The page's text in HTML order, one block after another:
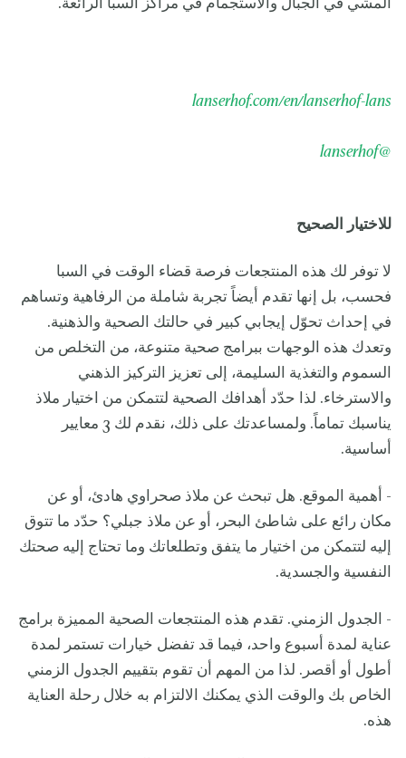
المشي في الجبال والاستجمام في مراكز السبا الرائعة.
lanserhof.com/en/lanserhof-lans
@lanserhof
للاختيار الصحيح
لا توفر لك هذه المنتجعات فرصة قضاء الوقت في السبا
فحسب، بل إنها تقدم أيضاً تجربة شاملة من الرفاهية وتساهم
في إحداث تحوّل إيجابي كبير في حالتك الصحية والذهنية.
وتعدك هذه الوجهات ببرامج صحية متنوعة، من التخلص من
السموم والتغذية السليمة، إلى تعزيز التركيز الذهني
والاسترخاء. لذا حدّد أهدافك الصحية لتتمكن من اختيار ملاذ
يناسبك تماماً. ولمساعدتك على ذلك، نقدم لك 3 معايير
أساسية.
- أهمية الموقع. هل تبحث عن ملاذ صحراوي هادئ، أو عن
مكان رائع على شاطئ البحر، أو عن ملاذ جبلي؟ حدّد ما تتوق
إليه لتتمكن من اختيار ما يتفق وتطلعاتك وما تحتاج إليه صحتك
النفسية والجسدية.
- الجدول الزمني. تقدم هذه المنتجعات الصحية المميزة برامج
عناية لمدة أسبوع واحد، فيما قد تفضل خيارات تستمر لمدة
أطول أو أقصر. لذا من المهم أن تقوم بتقييم الجدول الزمني
الخاص بك والوقت الذي يمكنك الالتزام به خلال رحلة العناية
هذه.